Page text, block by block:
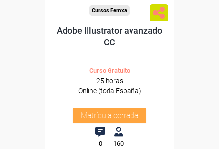
Cursos Femxa
Adobe Illustrator avanzado
CC
Curso Gratuito
25 horas
Online (toda España)
Matrícula cerrada
0 160